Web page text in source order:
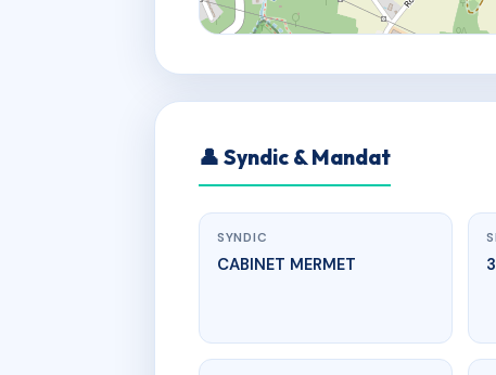
👤 Syndic & Mandat
SYNDIC
CABINET MERMET